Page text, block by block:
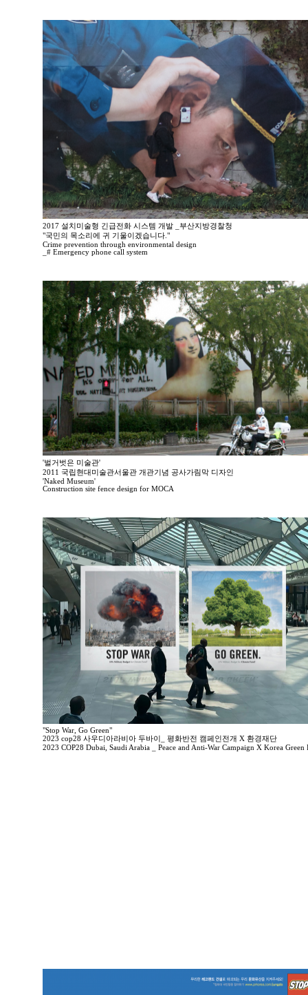
2017 설치미술형 긴급전화 시스템 개발 _부산지방경찰청
"국민의 목소리에 귀 기울이겠습니다."
Crime prevention through environmental design
_# Emergency phone call system
'벌거벗은 미술관'
2011 국립현대미술관서울관 개관기념 공사가림막 디자인
'Naked Museum'
Construction site fence design for MOCA
"Stop War, Go Green"
2023 cop28 사우디아라비아 두바이_ 평화반전 캠페인전개 X 환경재단
2023 COP28 Dubai, Saudi Arabia _ Peace and Anti-War Campaign X Korea Green